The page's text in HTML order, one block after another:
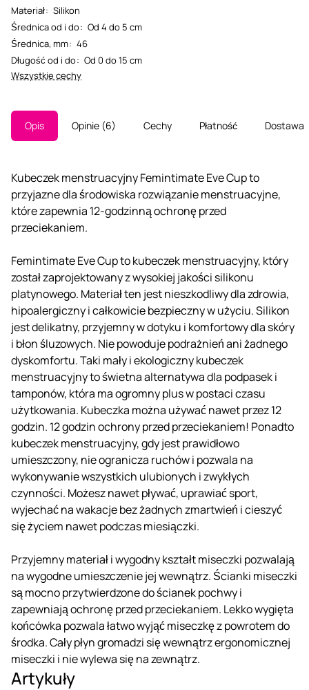
Materiał: Silikon
Średnica od i do: Od 4 do 5 cm
Średnica, mm: 46
Długość od i do: Od 0 do 15 cm
Wszystkie cechy
Opis Opinie 6 Cechy Płatność Dostawa
Kubeczek menstruacyjny Femintimate Eve Cup to
przyjazne dla środowiska rozwiązanie menstruacyjne,
które zapewnia 12-godzinną ochronę przed
przeciekaniem.
Femintimate Eve Cup to kubeczek menstruacyjny, który
został zaprojektowany z wysokiej jakości silikonu
platynowego. Materiał ten jest nieszkodliwy dla zdrowia,
hipoalergiczny i całkowicie bezpieczny w użyciu. Silikon
jest delikatny, przyjemny w dotyku i komfortowy dla skóry
i błon śluzowych. Nie powoduje podrażnień ani żadnego
dyskomfortu. Taki mały i ekologiczny kubeczek
menstruacyjny to świetna alternatywa dla podpasek i
tamponów, która ma ogromny plus w postaci czasu
użytkowania. Kubeczka można używać nawet przez 12
godzin. 12 godzin ochrony przed przeciekaniem! Ponadto
kubeczek menstruacyjny, gdy jest prawidłowo
umieszczony, nie ogranicza ruchów i pozwala na
wykonywanie wszystkich ulubionych i zwykłych
czynności. Możesz nawet pływać, uprawiać sport,
wyjechać na wakacje bez żadnych zmartwień i cieszyć
się życiem nawet podczas miesiączki.
Przyjemny materiał i wygodny kształt miseczki pozwalają
na wygodne umieszczenie jej wewnątrz. Ścianki miseczki
są mocno przytwierdzone do ścianek pochwy i
zapewniają ochronę przed przeciekaniem. Lekko wygięta
końcówka pozwala łatwo wyjąć miseczkę z powrotem do
środka. Cały płyn gromadzi się wewnątrz ergonomicznej
miseczki i nie wylewa się na zewnątrz.
Artykuły